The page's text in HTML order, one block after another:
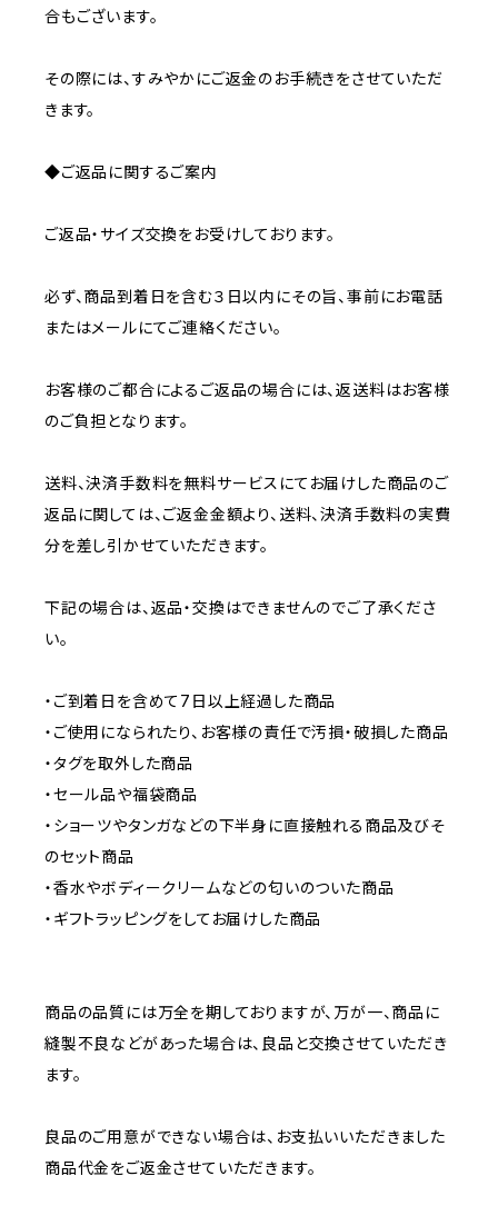
合もございます。
その際には、すみやかにご返金のお手続きをさせていただ
きます。
◆ご返品に関するご案内
ご返品・サイズ交換をお受けしております。
必ず、商品到着日を含む３日以内にその旨、事前にお電話
またはメールにてご連絡ください。
お客様のご都合によるご返品の場合には、返送料はお客様
のご負担となります。
送料、決済手数料を無料サービスにてお届けした商品のご
返品に関しては、ご返金金額より、送料、決済手数料の実費
分を差し引かせていただきます。
下記の場合は、返品・交換はできませんのでご了承くださ
い。
・ご到着日を含めて7日以上経過した商品
・ご使用になられたり、お客様の責任で汚損・破損した商品
・タグを取外した商品
・セール品や福袋商品
・ショーツやタンガなどの下半身に直接触れる商品及びそ
のセット商品
・香水やボディークリームなどの匂いのついた商品
・ギフトラッピングをしてお届けした商品
商品の品質には万全を期しておりますが、万が一、商品に
縫製不良などがあった場合は、良品と交換させていただき
ます。
良品のご用意ができない場合は、お支払いいただきました
商品代金をご返金させていただきます。